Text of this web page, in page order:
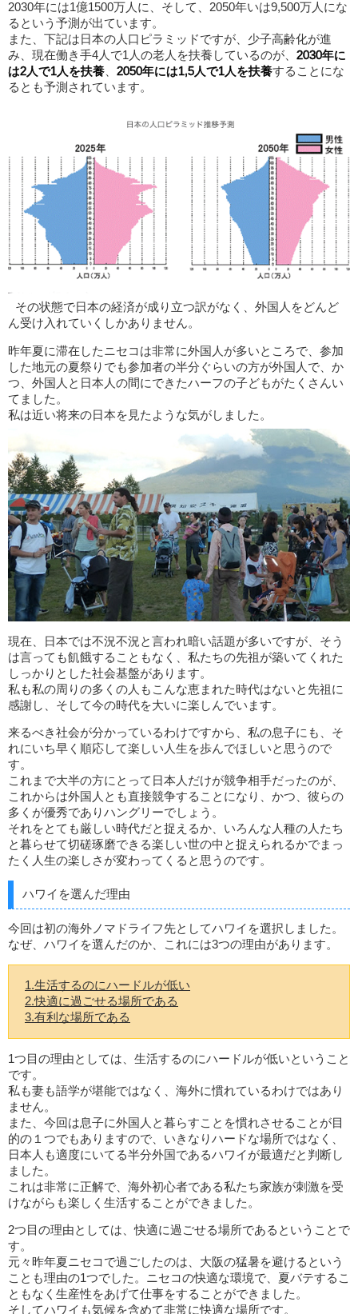
2030年には1億1500万人に、そして、2050年いは9,500万人にな
るという予測が出ています。
また、下記は日本の人口ピラミッドですが、少子高齢化が進
み、現在働き手4人で1人の老人を扶養しているのが、 2030年に
は2人で1人を扶養
2050年には1,5人で1人を扶養することにな
るとも予測されています。
その状態で日本の経済が成り立つ訳がなく、外国人をどんど
ん受け入れていくしかありません。
昨年夏に滞在したニセコは非常に外国人が多いところで、参加
した地元の夏祭りでも参加者の半分ぐらいの方が外国人で、か
つ、外国人と日本人の間にできたハーフの子どもがたくさんい
てました。
私は近い将来の日本を見たような気がしました。
現在、日本では不況不況と言われ暗い話題が多いですが、そう
は言っても飢餓することもなく、私たちの先祖が築いてくれた
しっかりとした社会基盤があります。
私も私の周りの多くの人もこんな恵まれた時代はないと先祖に
感謝し、そして今の時代を大いに楽しんでいます。
来るべき社会が分かっているわけですから、私の息子にも、そ
れにいち早く順応して楽しい人生を歩んでほしいと思うので
す。
これまで大半の方にとって日本人だけが競争相手だったのが、
これからは外国人とも直接競争することになり、かつ、彼らの
多くが優秀でありハングリーでしょう。
それをとても厳しい時代だと捉えるか、いろんな人種の人たち
と暮らせて切磋琢磨できる楽しい世の中と捉えられるかでまっ
たく人生の楽しさが変わってくると思うのです。
ハワイを選んだ理由
今回は初の海外ノマドライフ先としてハワイを選択しました。
なぜ、ハワイを選んだのか、これには3つの理由があります。
1.生活するのにハードルが低い
2.快適に過ごせる場所である
3.有利な場所である
1つ目の理由としては、生活するのにハードルが低いということ
です。
私も妻も語学が堪能ではなく、海外に慣れているわけではあり
ません。
また、今回は息子に外国人と暮らすことを慣れさせることが目
的の１つでもありますので、いきなりハードな場所ではなく、
日本人も適度にいてる半分外国であるハワイが最適だと判断し
ました。
これは非常に正解で、海外初心者である私たち家族が刺激を受
けながらも楽しく生活することができました。
2つ目の理由としては、快適に過ごせる場所であるということで
す。
元々昨年夏ニセコで過ごしたのは、大阪の猛暑を避けるという
ことも理由の1つでした。ニセコの快適な環境で、夏バテするこ
ともなく生産性をあげて仕事をすることができました。
そしてハワイも気候を含めて非常に快適な場所です。